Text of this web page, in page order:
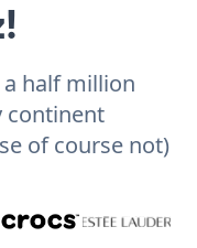
a half million
continent
of course not)